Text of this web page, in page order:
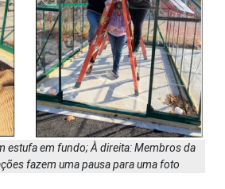
estufa em fundo; À direita: Membros da
fazem uma pausa para uma foto